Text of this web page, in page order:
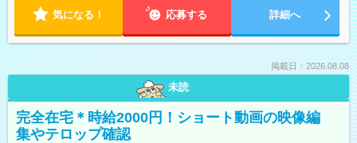
気になる！ 応募する 詳細へ
掲載日：2026.08.08
未読
完全在宅＊時給2000円！ショート動画の映像編
集やテロップ確認